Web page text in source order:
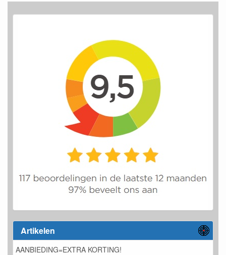
Artikelen
AANBIEDING=EXTRA KORTING!